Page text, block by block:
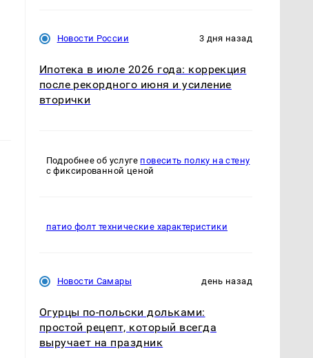
Новости России 3 дня назад
Ипотека в июле 2026 года: коррекция
после рекордного июня и усиление
вторички
Подробнее об услуге повесить полку на стену
с фиксированной ценой
патио фолт технические характеристики
Новости Самары день назад
Огурцы по‑польски дольками:
простой рецепт, который всегда
выручает на праздник